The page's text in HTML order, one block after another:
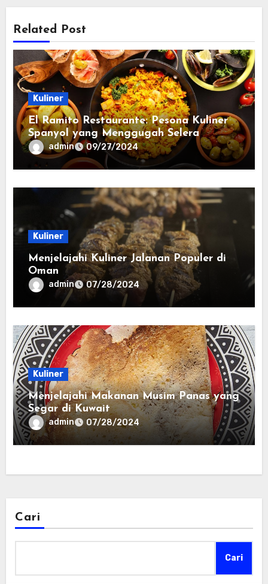
Related Post
Kuliner
El Ramito Restaurante: Pesona Kuliner
Spanyol yang Menggugah Selera
admin 09/27/2024
Kuliner
Menjelajahi Kuliner Jalanan Populer di
Oman
admin 07/28/2024
Kuliner
Menjelajahi Makanan Musim Panas yang
Segar di Kuwait
admin 07/28/2024
Cari
Cari